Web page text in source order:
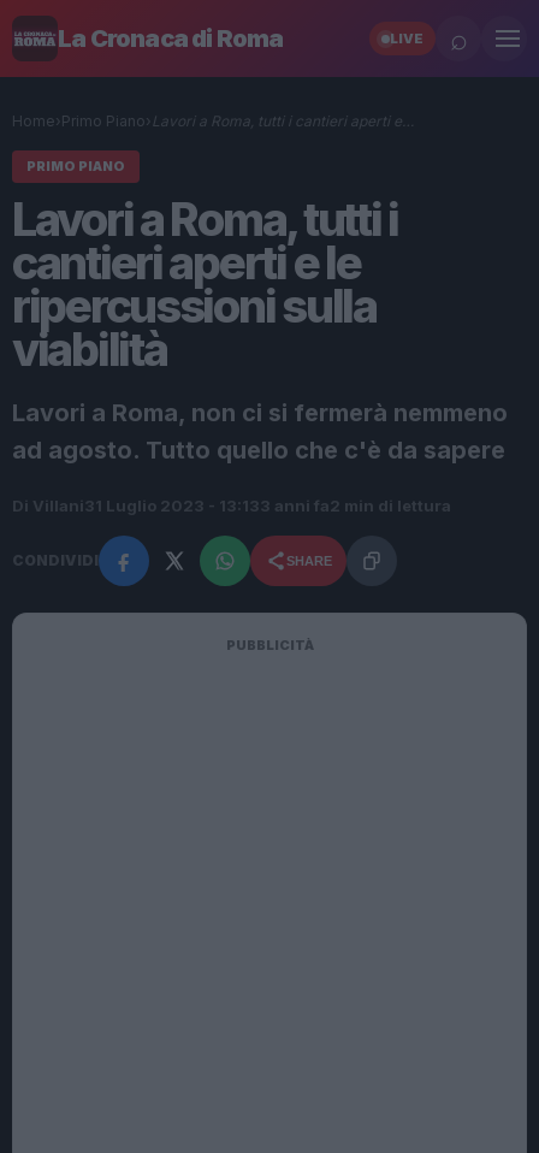
La Cronaca di Roma LIVE ⌕
Home› Primo Piano› Lavori a Roma, tutti i cantieri aperti e…
PRIMO PIANO
Lavori a Roma, tutti i
cantieri aperti e le
ripercussioni sulla
viabilità
Lavori a Roma, non ci si fermerà nemmeno
ad agosto. Tutto quello che c'è da sapere
Di Villani31 Luglio 2023 - 13:13 3 anni fa2 min di lettura
CONDIVIDI SHARE
PUBBLICITÀ